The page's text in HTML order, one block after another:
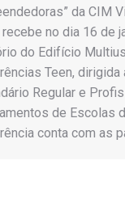
da CIM
no dia 16 de
do Edifício
Teen,
Regular e
de Escolas
conta com as